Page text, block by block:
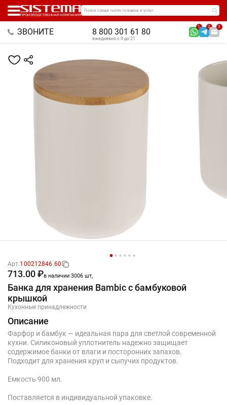
Поиск среди тысяч товаров и услуг
ЗВОНИТЕ 8 800 301 61 80
1 2 3
ежедневно с 9 до 21
Арт.100212846.60
713.00 ₽в наличии 3006 шт,
Банка для хранения Bambic с бамбуковой
крышкой
Кухонные принадлежности
Описание
Фарфор и бамбук — идеальная пара для светлой современной
кухни. Силиконовый уплотнитель надежно защищает
содержимое банки от влаги и посторонних запахов.
Подходит для хранения круп и сыпучих продуктов.
Емкость 900 мл.
Поставляется в индивидуальной упаковке.